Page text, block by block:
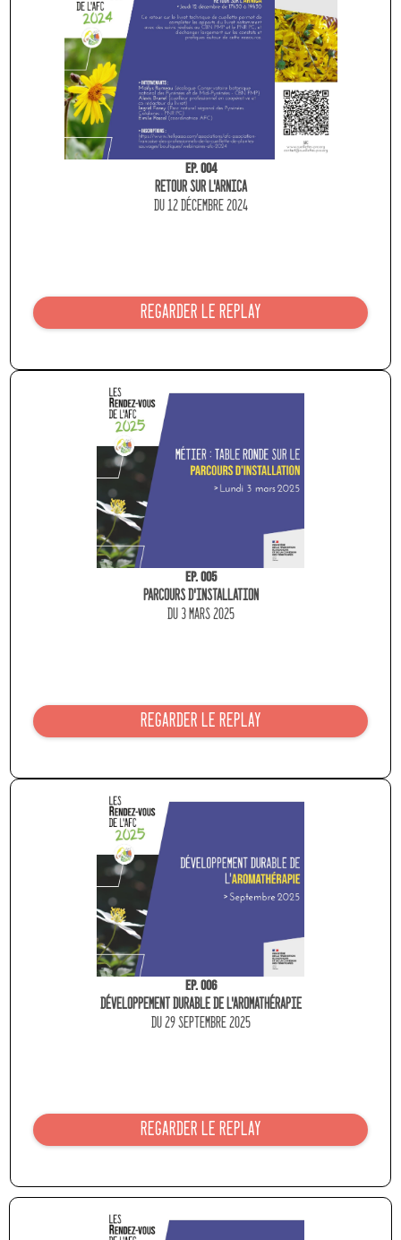
Ep. 004
RETOUR SUR l'ARNICA
du 12 dÉcEMBRE 2024
REGARDER LE REPLAY
Ep. 005
PARCOURS D'INSTALLATION
du 3 MARS 2025
REGARDER LE REPLAY
Ep. 006
Développement durable de l'aromathérapie
du 29 septembre 2025
REGARDER LE REPLAY